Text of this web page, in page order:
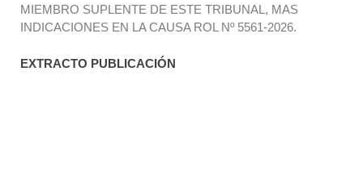
MIEMBRO SUPLENTE DE ESTE TRIBUNAL, MAS
INDICACIONES EN LA CAUSA ROL Nº 5561-2026.
EXTRACTO PUBLICACIÓN